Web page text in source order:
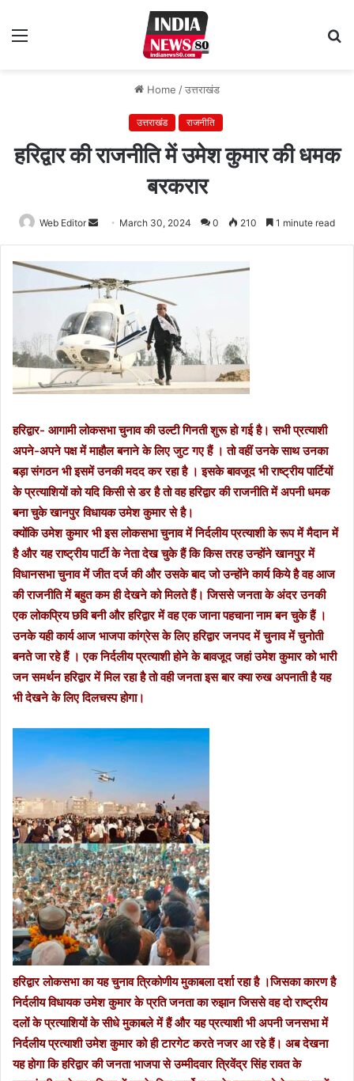
Home /उत्तराखंड
उत्तराखंड राजनीति
हरिद्वार की राजनीति में उमेश कुमार की धमक
बरकरार
Web Editor
Send
an
March 30, 2024 0 210 1 minute read
हरिद्वार- आगामी लोकसभा चुनाव की उल्टी गिनती शुरू हो गई है। सभी प्रत्याशी
अपने-अपने पक्ष में माहौल बनाने के लिए जुट गए हैं । तो वहीं उनके साथ उनका
बड़ा संगठन भी इसमें उनकी मदद कर रहा है । इसके बावजूद भी राष्ट्रीय पार्टियों
के प्रत्याशियों को यदि किसी से डर है तो वह हरिद्वार की राजनीति में अपनी धमक
बना चुके खानपुर विधायक उमेश कुमार से है।
क्योंकि उमेश कुमार भी इस लोकसभा चुनाव में निर्दलीय प्रत्याशी के रूप में मैदान में
है और यह राष्ट्रीय पार्टी के नेता देख चुके हैं कि किस तरह उन्होंने खानपुर में
विधानसभा चुनाव में जीत दर्ज की और उसके बाद जो उन्होंने कार्य किये है वह आज
की राजनीति में बहुत कम ही देखने को मिलते हैं। जिससे जनता के अंदर उनकी
एक लोकप्रिय छवि बनी और हरिद्वार में वह एक जाना पहचाना नाम बन चुके हैं ।
उनके यही कार्य आज भाजपा कांग्रेस के लिए हरिद्वार जनपद में चुनाव में चुनोती
बनते जा रहे हैं । एक निर्दलीय प्रत्याशी होने के बावजूद जहां उमेश कुमार को भारी
जन समर्थन हरिद्वार में मिल रहा है तो वही जनता इस बार क्या रुख अपनाती है यह
भी देखने के लिए दिलचस्प होगा।
हरिद्वार लोकसभा का यह चुनाव त्रिकोणीय मुकाबला दर्शा रहा है ।जिसका कारण है
निर्दलीय विधायक उमेश कुमार के प्रति जनता का रुझान जिससे वह दो राष्ट्रीय
दलों के प्रत्याशियों के सीधे मुकाबले में हैं और यह प्रत्याशी भी अपनी जनसभा में
निर्दलीय प्रत्याशी उमेश कुमार को ही टारगेट करते नजर आ रहे हैं। अब देखना
यह होगा कि हरिद्वार की जनता भाजपा से उम्मीदवार त्रिवेंद्र सिंह रावत के